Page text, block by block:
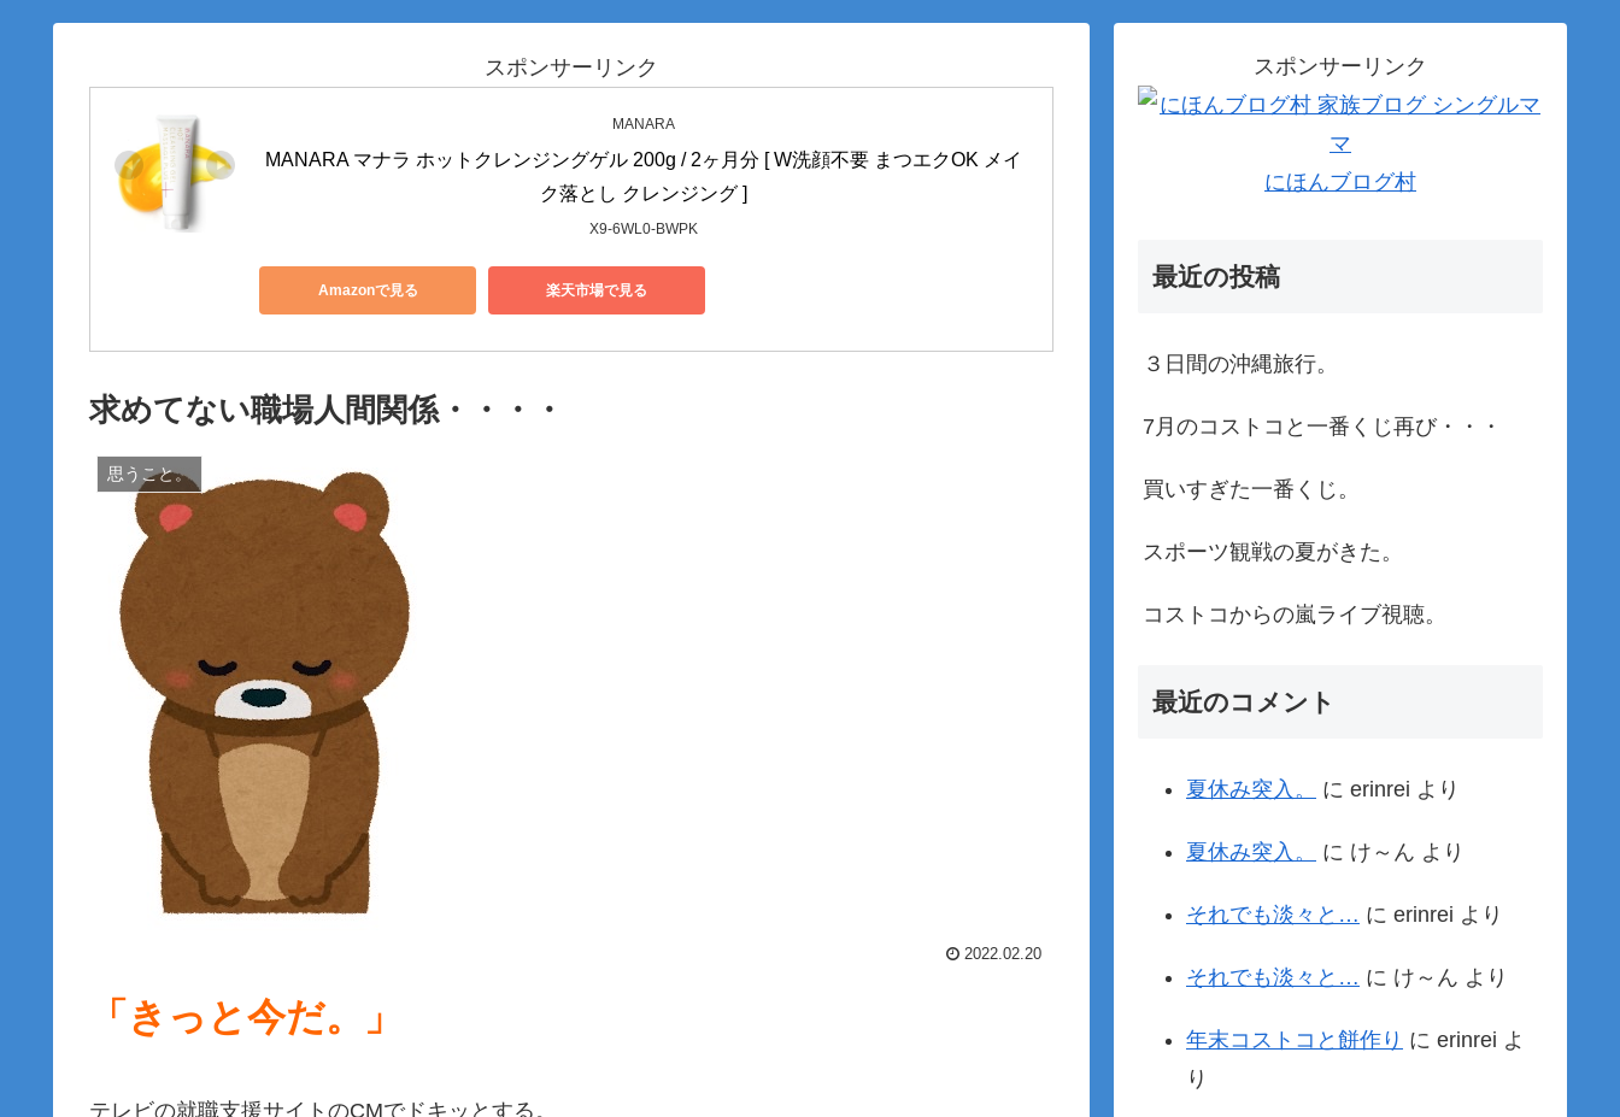
スポンサーリンク
MANARA
MANARA マナラ ホットクレンジングゲル 200g / 2ヶ月分 [ W洗顔不要 まつエクOK メイ
ク落とし クレンジング ]
X9-6WL0-BWPK
Amazonで見る 楽天市場で見る
求めてない職場人間関係・・・・
思うこと。
2022.02.20
「きっと今だ。」
テレビの就職支援サイトのCMでドキッとする。
スポンサーリンク
にほんブログ村
最近の投稿
３日間の沖縄旅行。
7月のコストコと一番くじ再び・・・
買いすぎた一番くじ。
スポーツ観戦の夏がきた。
コストコからの嵐ライブ視聴。
最近のコメント
夏休み突入。 に erinrei より
夏休み突入。 に け～ん より
それでも淡々と… に erinrei より
それでも淡々と… に け～ん より
年末コストコと餅作り に erinrei よ
り